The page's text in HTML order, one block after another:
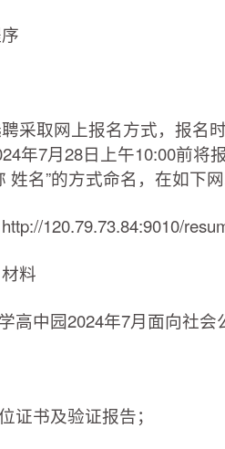
采取网上报名方式，报名
年7月28日上午10:00前将
姓名”的方式命名，在如下
120.79.73.84:9010/
料
高中园2024年7月面向社
证书及验证报告；